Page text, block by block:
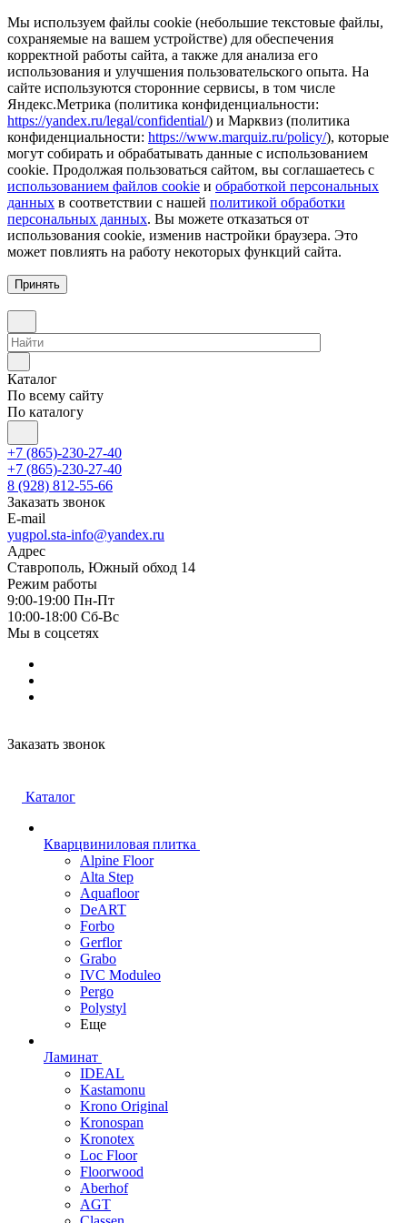
Мы используем файлы cookie (небольшие текстовые файлы,
сохраняемые на вашем устройстве) для обеспечения
корректной работы сайта, а также для анализа его
использования и улучшения пользовательского опыта. На
сайте используются сторонние сервисы, в том числе
Яндекс.Метрика (политика конфиденциальности:
https://yandex.ru/legal/confidential/) и Марквиз (политика
конфиденциальности: https://www.marquiz.ru/policy/), которые
могут собирать и обрабатывать данные с использованием
cookie. Продолжая пользоваться сайтом, вы соглашаетесь с
использованием файлов cookie и обработкой персональных
данных в соответствии с нашей политикой обработки
персональных данных. Вы можете отказаться от
использования cookie, изменив настройки браузера. Это
может повлиять на работу некоторых функций сайта.
Принять
Каталог
По всему сайту
По каталогу
+7 (865)-230-27-40
+7 (865)-230-27-40
8 (928) 812-55-66
Заказать звонок
E-mail
yugpol.sta-info@yandex.ru
Адрес
Ставрополь, Южный обход 14
Режим работы
9:00-19:00 Пн-Пт
10:00-18:00 Cб-Вс
Мы в соцсетях
Заказать звонок
Каталог
Кварцвиниловая плитка
Alpine Floor
Alta Step
Aquafloor
DeART
Forbo
Gerflor
Grabo
IVC Moduleo
Pergo
Polystyl
Еще
Ламинат
IDEAL
Kastamonu
Krono Original
Kronospan
Kronotex
Loc Floor
Floorwood
Aberhof
AGT